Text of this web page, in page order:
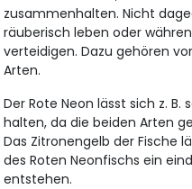
zusammenhalten. Nicht
räuberisch leben oder
verteidigen. Dazu gehören
Arten.
Der Rote Neon lässt sich z.
halten, da die beiden Arten
Das Zitronengelb der Fische
des Roten Neonfischs ein
entstehen.